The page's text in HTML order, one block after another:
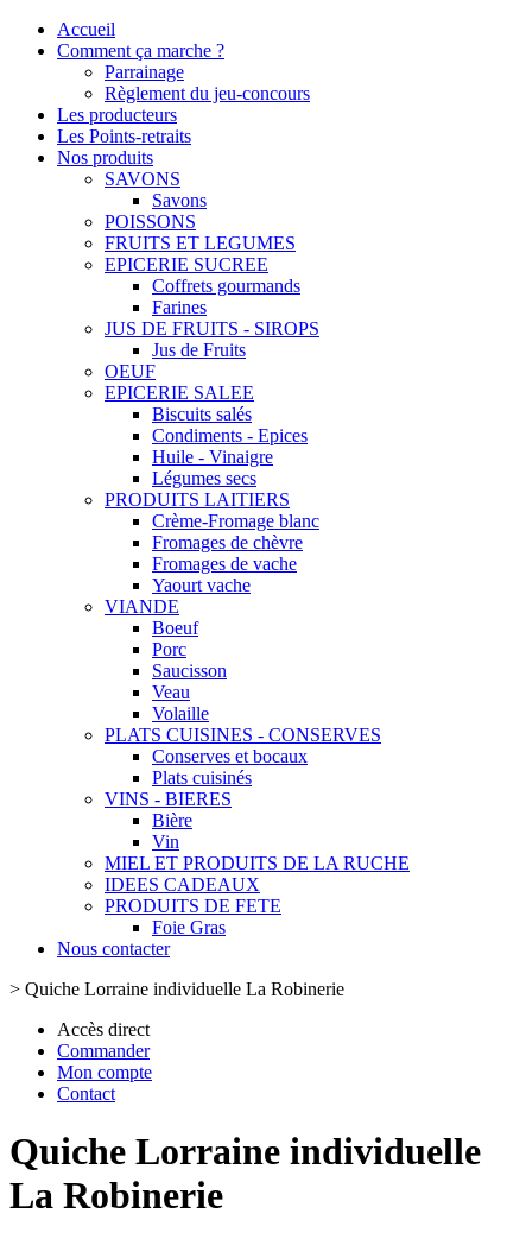
Accueil
Comment ça marche ?
Parrainage
Règlement du jeu-concours
Les producteurs
Les Points-retraits
Nos produits
SAVONS
Savons
POISSONS
FRUITS ET LEGUMES
EPICERIE SUCREE
Coffrets gourmands
Farines
JUS DE FRUITS - SIROPS
Jus de Fruits
OEUF
EPICERIE SALEE
Biscuits salés
Condiments - Epices
Huile - Vinaigre
Légumes secs
PRODUITS LAITIERS
Crème-Fromage blanc
Fromages de chèvre
Fromages de vache
Yaourt vache
VIANDE
Boeuf
Porc
Saucisson
Veau
Volaille
PLATS CUISINES - CONSERVES
Conserves et bocaux
Plats cuisinés
VINS - BIERES
Bière
Vin
MIEL ET PRODUITS DE LA RUCHE
IDEES CADEAUX
PRODUITS DE FETE
Foie Gras
Nous contacter
> Quiche Lorraine individuelle La Robinerie
Accès direct
Commander
Mon compte
Contact
Quiche Lorraine individuelle
La Robinerie